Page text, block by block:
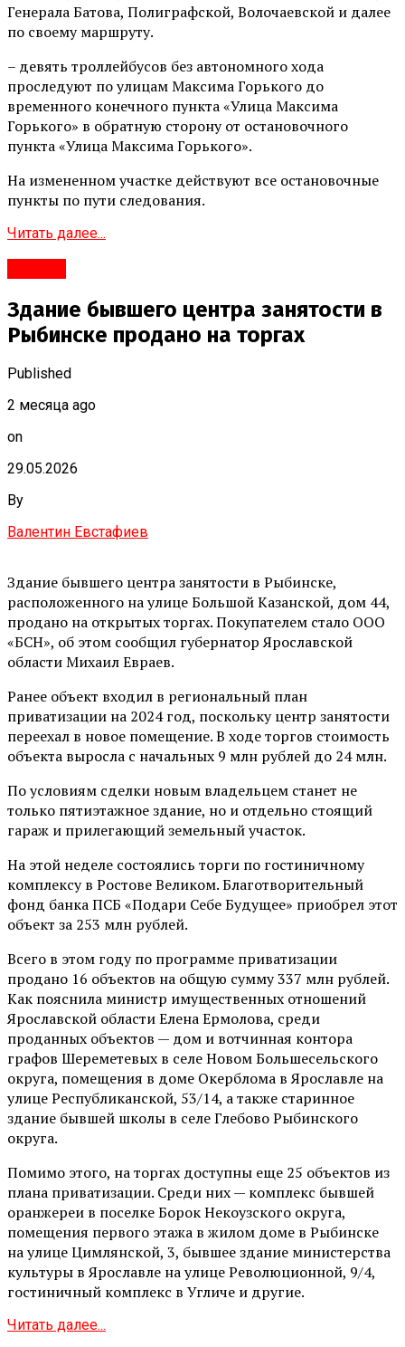
Генерала Батова, Полиграфской, Волочаевской и далее
по своему маршруту.
– девять троллейбусов без автономного хода
проследуют по улицам Максима Горького до
временного конечного пункта «Улица Максима
Горького» в обратную сторону от остановочного
пункта «Улица Максима Горького».
На измененном участке действуют все остановочные
пункты по пути следования.
Читать далее...
Здание бывшего центра занятости в
Рыбинске продано на торгах
Published
2 месяца ago
on
29.05.2026
By
Валентин Евстафиев
Здание бывшего центра занятости в Рыбинске,
расположенного на улице Большой Казанской, дом 44,
продано на открытых торгах. Покупателем стало ООО
«БСН», об этом сообщил губернатор Ярославской
области Михаил Евраев.
Ранее объект входил в региональный план
приватизации на 2024 год, поскольку центр занятости
переехал в новое помещение. В ходе торгов стоимость
объекта выросла с начальных 9 млн рублей до 24 млн.
По условиям сделки новым владельцем станет не
только пятиэтажное здание, но и отдельно стоящий
гараж и прилегающий земельный участок.
На этой неделе состоялись торги по гостиничному
комплексу в Ростове Великом. Благотворительный
фонд банка ПСБ «Подари Себе Будущее» приобрел этот
объект за 253 млн рублей.
Всего в этом году по программе приватизации
продано 16 объектов на общую сумму 337 млн рублей.
Как пояснила министр имущественных отношений
Ярославской области Елена Ермолова, среди
проданных объектов — дом и вотчинная контора
графов Шереметевых в селе Новом Большесельского
округа, помещения в доме Окерблома в Ярославле на
улице Республиканской, 53/14, а также старинное
здание бывшей школы в селе Глебово Рыбинского
округа.
Помимо этого, на торгах доступны еще 25 объектов из
плана приватизации. Среди них — комплекс бывшей
оранжереи в поселке Борок Некоузского округа,
помещения первого этажа в жилом доме в Рыбинске
на улице Цимлянской, 3, бывшее здание министерства
культуры в Ярославле на улице Революционной, 9/4,
гостиничный комплекс в Угличе и другие.
Читать далее...